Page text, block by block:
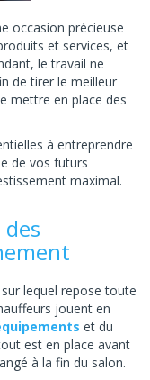
occasion précieuse
et services, et
le travail ne
de tirer le meilleur
mettre en place des
à entreprendre
de vos futurs
maximal.
lequel repose toute
jouent en
et du
est en place avant
à la fin du salon.